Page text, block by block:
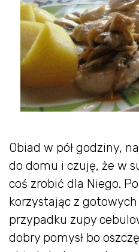
Obiad w pół godziny,
do domu i czuję, że w
coś zrobić dla Niego.
korzystając z
przypadku zupy
dobry pomysł bo